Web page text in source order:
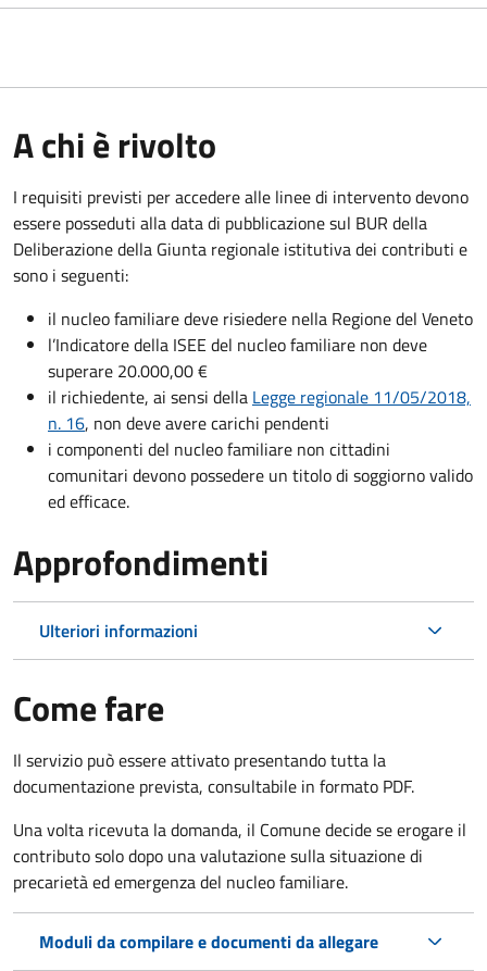
A chi è rivolto
I requisiti previsti per accedere alle linee di intervento devono
essere posseduti alla data di pubblicazione sul BUR della
Deliberazione della Giunta regionale istitutiva dei contributi e
sono i seguenti:
il nucleo familiare deve risiedere nella Regione del Veneto
l’Indicatore della ISEE del nucleo familiare non deve
superare 20.000,00 €
il richiedente, ai sensi della Legge regionale 11/05/2018,
n. 16, non deve avere carichi pendenti
i componenti del nucleo familiare non cittadini
comunitari devono possedere un titolo di soggiornovalido
ed efficace.
Approfondimenti
Ulteriori informazioni
Come fare
Il servizio può essere attivato presentando tutta la
documentazione prevista, consultabile in formato PDF.
Una volta ricevuta la domanda, il Comune decide se erogare il
contributo solo dopo una valutazione sulla situazione di
precarietà ed emergenza del nucleo familiare.
Moduli da compilare e documenti da allegare